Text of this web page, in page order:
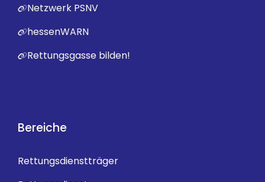
Netzwerk PSNV
hessenWARN
Rettungsgasse bilden!
Bereiche
Rettungsdienstträger